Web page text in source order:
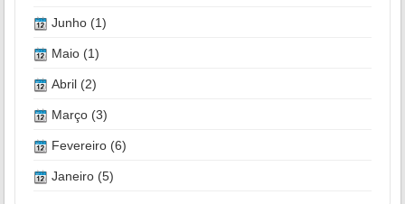
Junho (1)
Maio (1)
Abril (2)
Março (3)
Fevereiro (6)
Janeiro (5)